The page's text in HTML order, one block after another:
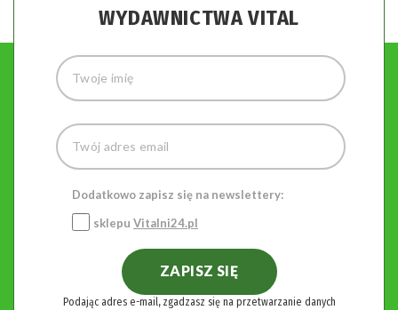
WYDAWNICTWA VITAL
Dodatkowo zapisz się na newslettery:
sklepu Vitalni24.pl
ZAPISZ SIĘ
Podając adres e-mail, zgadzasz się na przetwarzanie danych